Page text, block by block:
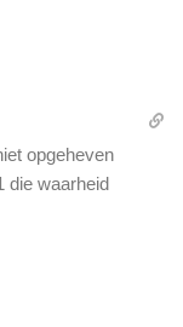
opgeheven
die waarheid